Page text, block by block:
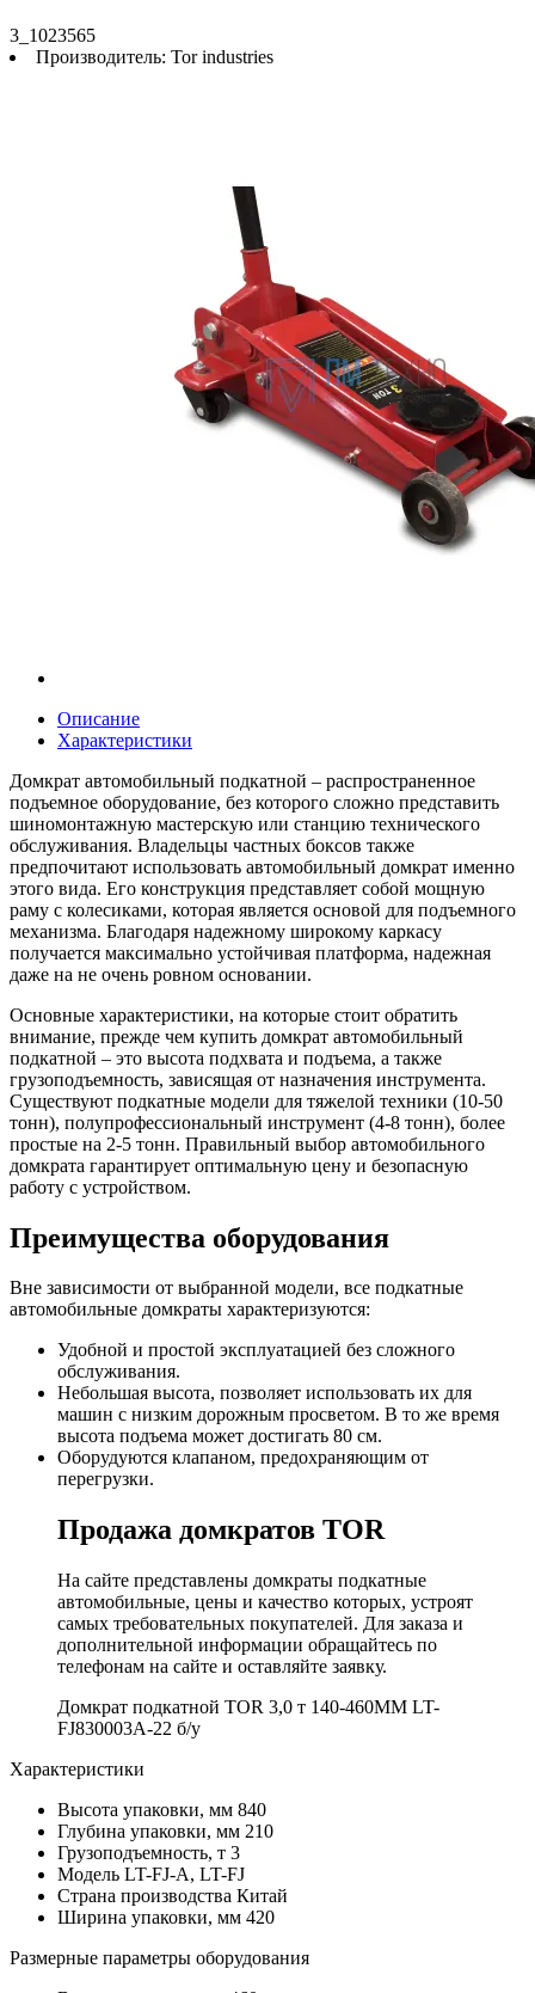
3_1023565
Производитель: Tor industries
Описание
Характеристики
Домкрат автомобильный подкатной – распространенное
подъемное оборудование, без которого сложно представить
шиномонтажную мастерскую или станцию технического
обслуживания. Владельцы частных боксов также
предпочитают использовать автомобильный домкрат именно
этого вида. Его конструкция представляет собой мощную
раму с колесиками, которая является основой для подъемного
механизма. Благодаря надежному широкому каркасу
получается максимально устойчивая платформа, надежная
даже на не очень ровном основании.
Основные характеристики, на которые стоит обратить
внимание, прежде чем купить домкрат автомобильный
подкатной – это высота подхвата и подъема, а также
грузоподъемность, зависящая от назначения инструмента.
Существуют подкатные модели для тяжелой техники (10-50
тонн), полупрофессиональный инструмент (4-8 тонн), более
простые на 2-5 тонн. Правильный выбор автомобильного
домкрата гарантирует оптимальную цену и безопасную
работу с устройством.
Преимущества оборудования
Вне зависимости от выбранной модели, все подкатные
автомобильные домкраты характеризуются:
Удобной и простой эксплуатацией без сложного
обслуживания.
Небольшая высота, позволяет использовать их для
машин с низким дорожным просветом. В то же время
высота подъема может достигать 80 см.
Оборудуются клапаном, предохраняющим от
перегрузки.
Продажа домкратов TOR
На сайте представлены домкраты подкатные
автомобильные, цены и качество которых, устроят
самых требовательных покупателей. Для заказа и
дополнительной информации обращайтесь по
телефонам на сайте и оставляйте заявку.
Домкрат подкатной TOR 3,0 т 140-460MM LT-
FJ830003A-22 б/у
Характеристики
Высота упаковки, мм 840
Глубина упаковки, мм 210
Грузоподъемность, т 3
Модель LT-FJ-A, LT-FJ
Страна производства Китай
Ширина упаковки, мм 420
Размерные параметры оборудования